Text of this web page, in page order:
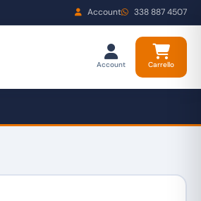
Account 338 887 4507
Account Carrello